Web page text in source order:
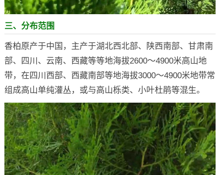
三、分布范围
香柏原产于中国，主产于湖北西北部、陕西南部、甘肃南
部、四川、云南、西藏等等地海拔2600～4900米高山地
带，在四川西部、西藏南部等地海拔3000～4900米地带常
组成高山单纯灌丛，或与高山栎类、小叶杜鹃等混生。